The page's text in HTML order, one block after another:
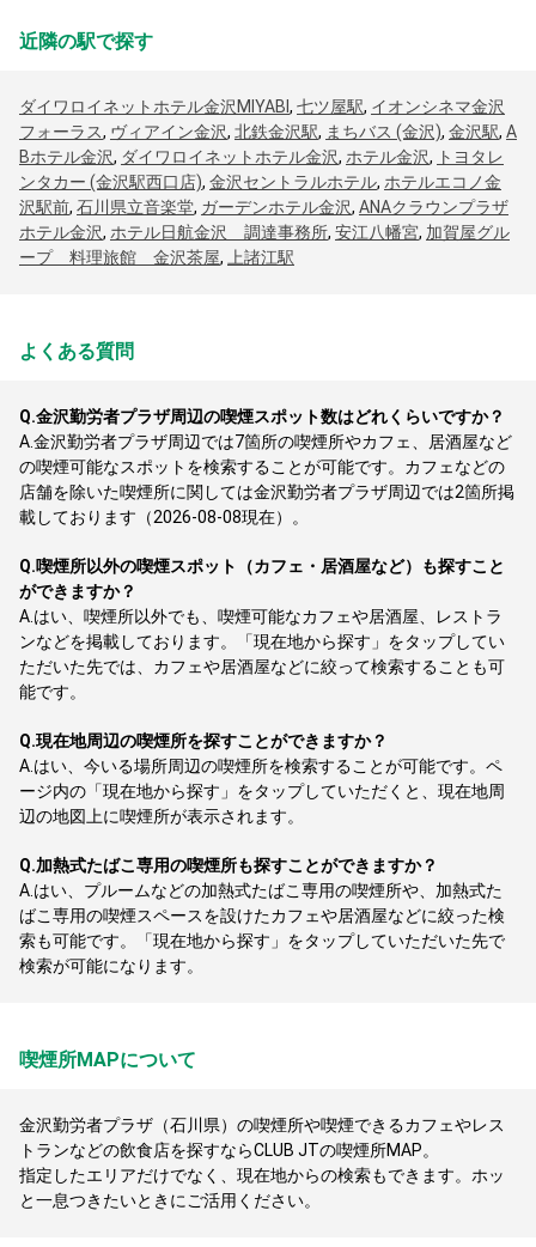
近隣の駅で探す
ダイワロイネットホテル金沢MIYABI , 七ツ屋駅, イオンシネマ金沢
フォーラス, ヴィアイン金沢, 北鉄金沢駅, まちバス (金沢), 金沢駅, A
Bホテル金沢, ダイワロイネットホテル金沢, ホテル金沢, トヨタレ
ンタカー (金沢駅西口店), 金沢セントラルホテル, ホテルエコノ金
沢駅前, 石川県立音楽堂, ガーデンホテル金沢, ANAクラウンプラザ
ホテル金沢, ホテル日航金沢 調達事務所, 安江八幡宮, 加賀屋グル
ープ 料理旅館 金沢茶屋, 上諸江駅
よくある質問
Q.金沢勤労者プラザ周辺の喫煙スポット数はどれくらいですか？
A.金沢勤労者プラザ周辺では7箇所の喫煙所やカフェ、居酒屋など
の喫煙可能なスポットを検索することが可能です。カフェなどの
店舗を除いた喫煙所に関しては金沢勤労者プラザ周辺では2箇所掲
載しております（2026-08-08現在）。
Q.喫煙所以外の喫煙スポット（カフェ・居酒屋など）も探すこと
ができますか？
A. はい、喫煙所以外でも、喫煙可能なカフェや居酒屋、レストラ
ンなどを掲載しております。「現在地から探す」をタップしてい
ただいた先では、カフェや居酒屋などに絞って検索することも可
能です。
Q.現在地周辺の喫煙所を探すことができますか？
A. はい、今いる場所周辺の喫煙所を検索することが可能です。ペ
ージ内の「現在地から探す」をタップしていただくと、現在地周
辺の地図上に喫煙所が表示されます。
Q.加熱式たばこ専用の喫煙所も探すことができますか？
A. はい、プルームなどの加熱式たばこ専用の喫煙所や、加熱式た
ばこ専用の喫煙スペースを設けたカフェや居酒屋などに絞った検
索も可能です。「現在地から探す」をタップしていただいた先で
検索が可能になります。
喫煙所MAPについて
金沢勤労者プラザ（石川県）の喫煙所や喫煙できるカフェやレス
トランなどの飲食店を探すならCLUB JTの喫煙所MAP。
指定したエリアだけでなく、現在地からの検索もできます。ホッ
と一息つきたいときにご活用ください。